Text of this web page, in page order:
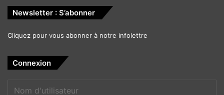
Newsletter : S’abonner
Cliquez pour vous abonner à notre infolettre
Connexion